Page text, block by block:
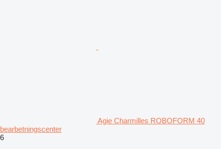
Agie Charmilles ROBOFORM 40
bearbetningscenter
6